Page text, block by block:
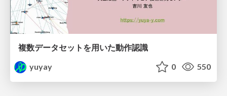
複数データセットを用いた動作認識
yuyay
0 550